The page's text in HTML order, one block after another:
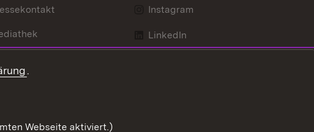
Instagram
LinkedIn
.
Webseite aktiviert.)